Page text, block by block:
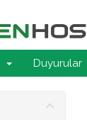
Duyurular